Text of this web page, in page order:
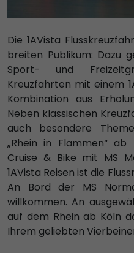
Die 1AVista
breiten Publikum: Dazu
Sport- und
Kreuzfahrten mit einem
Kombination aus
Neben klassischen
auch besondere
„Rhein in Flammen“
Cruise & Bike mit MS
1AVista Reisen ist die
An Bord der MS
willkommen. An
auf dem Rhein ab Köln
Ihrem geliebten